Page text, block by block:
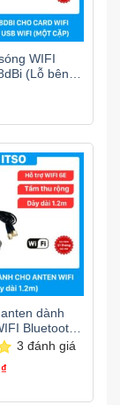
WIFI
(Lỗ bên
dành
Bluetooth
3 đánh giá
₫